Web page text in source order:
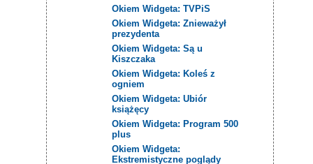
Okiem Widgeta: TVPiS
Okiem Widgeta: Znieważył
prezydenta
Okiem Widgeta: Są u
Kiszczaka
Okiem Widgeta: Koleś z
ogniem
Okiem Widgeta: Ubiór
książęcy
Okiem Widgeta: Program 500
plus
Okiem Widgeta:
Ekstremistyczne poglądy